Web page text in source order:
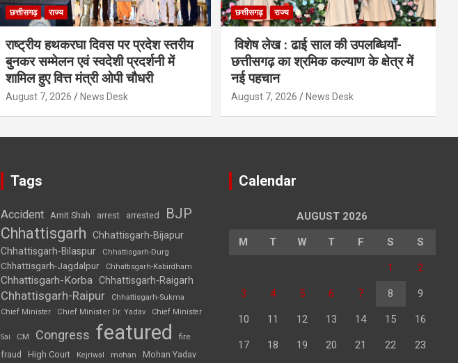
छत्तीसगढ़ राज्य
राष्ट्रीय हथकरघा दिवस पर प्रदेश स्तरीय
बुनकर सम्मेलन एवं स्वदेशी प्रदर्शनी में
शामिल हुए वित्त मंत्री ओपी चौधरी
August 7, 2026 News Desk
छत्तीसगढ़ राज्य
विशेष लेख : ढाई साल की उपलब्धियाँ-
छत्तीसगढ़ का श्रमिक कल्याण के क्षेत्र में
नई पहचान
August 7, 2026 News Desk
Tags
Accident Amit Shah arrest arrested BJP
Chhattisgarh
Chhattisgarh-Bijapur
Chhattisgarh-Bilaspur
Chhattisgarh-Durg
Chhattisgarh-Jagdalpur Chhattisgarh-Kabirdham
Chhattisgarh-Korba Chhattisgarh-Raigarh
Chhattisgarh-Raipur
Chhattisgarh-Sukma
Chief Minister
Chief Minister Dr. Yadav Chief Minister
Sai CM Congress featured
fire
fraud
High Court Kejriwal mohan Mohan Yadav
Calendar
AUGUST 2026
M T W T F S S
1 2
3 4 5 6 7 8 9
10 11 12 13 14 15 16
17 18 19 20 21 22 23